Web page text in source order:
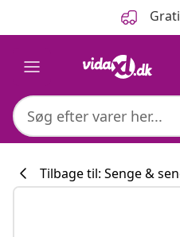
Tilbage til: Senge &